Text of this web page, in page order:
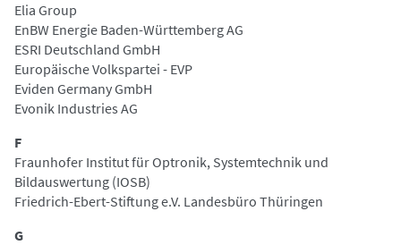
Elia Group
EnBW Energie Baden-Württemberg AG
ESRI Deutschland GmbH
Europäische Volkspartei - EVP
Eviden Germany GmbH
Evonik Industries AG
F
Fraunhofer Institut für Optronik, Systemtechnik und
Bildauswertung (IOSB)
Friedrich-Ebert-Stiftung e.V. Landesbüro Thüringen
G